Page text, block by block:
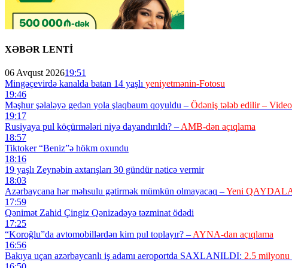
XƏBƏR LENTİ
06 Avqust 202619:51
Mingəçevirdə kanalda batan 14 yaşlı yeniyetmənin-Fotosu
19:46
Məşhur şəlaləyə gedən yola şlaqbaum qoyuldu – Ödəniş tələb edilir – Video
19:17
Rusiyaya pul köçürmələri niyə dayandırıldı? – AMB-dən açıqlama
18:57
Tiktoker “Beniz”ə hökm oxundu
18:16
19 yaşlı Zeynəbin axtarışları 30 gündür nəticə vermir
18:03
Azərbaycana hər məhsulu gətirmək mümkün olmayacaq –Yeni
17:59
Qənimət Zahid Çingiz Qənizadəyə təzminat ödədi
17:25
“Koroğlu”da avtomobillərdən kim pul toplayır? – AYNA-dan açıqlama
16:56
Bakıya uçan azərbaycanlı iş adamı aeroportda SAXLANILDI: 2.5 milyonu